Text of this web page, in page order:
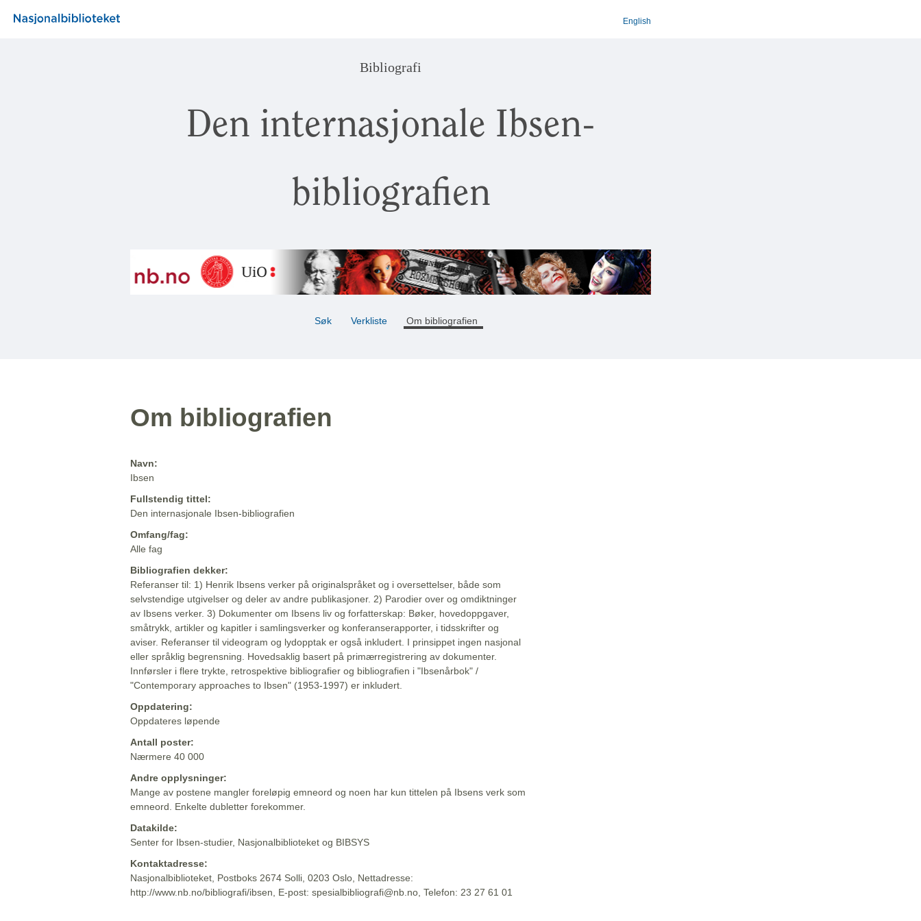
English
Bibliografi
Den internasjonale Ibsen-
bibliografien
Søk Verkliste Om bibliografien
Om bibliografien
Navn:
Ibsen
Fullstendig tittel:
Den internasjonale Ibsen-bibliografien
Omfang/fag:
Alle fag
Bibliografien dekker:
Referanser til: 1) Henrik Ibsens verker på originalspråket og i oversettelser, både som
selvstendige utgivelser og deler av andre publikasjoner. 2) Parodier over og omdiktninger
av Ibsens verker. 3) Dokumenter om Ibsens liv og forfatterskap: Bøker, hovedoppgaver,
småtrykk, artikler og kapitler i samlingsverker og konferanserapporter, i tidsskrifter og
aviser. Referanser til videogram og lydopptak er også inkludert. I prinsippet ingen nasjonal
eller språklig begrensning. Hovedsaklig basert på primærregistrering av dokumenter.
Innførsler i flere trykte, retrospektive bibliografier og bibliografien i "Ibsenårbok" /
"Contemporary approaches to Ibsen" (1953-1997) er inkludert.
Oppdatering:
Oppdateres løpende
Antall poster:
Nærmere 40 000
Andre opplysninger:
Mange av postene mangler foreløpig emneord og noen har kun tittelen på Ibsens verk som
emneord. Enkelte dubletter forekommer.
Datakilde:
Senter for Ibsen-studier, Nasjonalbiblioteket og BIBSYS
Kontaktadresse:
Nasjonalbiblioteket, Postboks 2674 Solli, 0203 Oslo, Nettadresse:
http://www.nb.no/bibliografi/ibsen, E-post: spesialbibliografi@nb.no, Telefon: 23 27 61 01